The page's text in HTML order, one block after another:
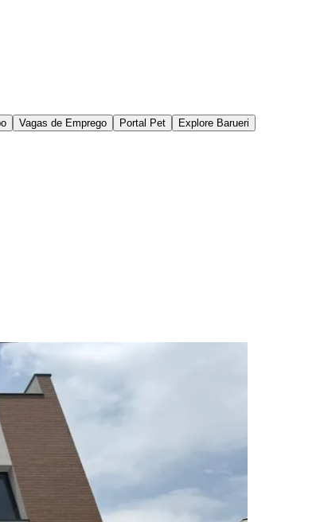
Jardim ItaquitiJardim JulioJardim LíbanoJardim Maria
Jardim Silveira Jardim Tupã
SilveiraTamboré
Vagas de Emprego Portal Pet
Explore Barueri